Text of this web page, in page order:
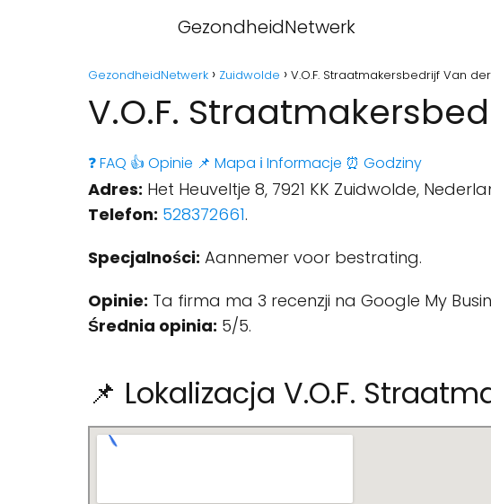
GezondheidNetwerk
GezondheidNetwerk Zuidwolde V.O.F. Straatmakersbedrijf Van
V.O.F.
❓ FAQ 👍 Opinie 📌 Mapa ℹ️ Informacje ⏰ Godziny
Adres: Het Heuveltje 8, 7921 KK Zuidwolde,
Telefon: 528372661.
Specjalności: Aannemer voor bestrating.
Opinie: Ta firma ma 3 recenzji na Google My
Średnia opinia: 5/5.
📌 Lokalizacja V.O.F.